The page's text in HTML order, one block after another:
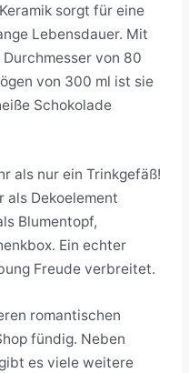
sorgt für eine
Lebensdauer. Mit
von 80
von 300 ml ist sie
Schokolade
als nur ein Trinkgefäß!
als Dekoelement
Blumentopf,
Ein echter
Freude verbreitet.
romantischen
fündig. Neben
es viele weitere